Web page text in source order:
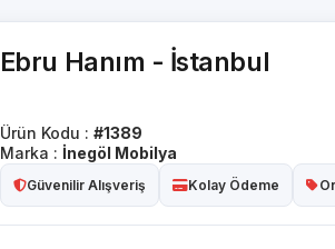
Ebru Hanım - İstanbul
Ürün Kodu : #1389
Marka : İnegöl Mobilya
Güvenilir Alışveriş Kolay Ödeme